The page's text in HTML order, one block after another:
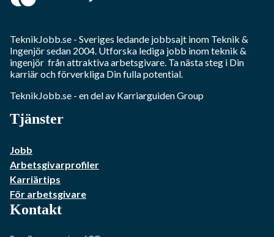
TeknikJobb.se - Sveriges ledande jobbsajt inom Teknik &
Ingenjörsedan 2004. Utforska lediga jobb inomteknik &
ingenjör från attraktiva arbetsgivare. Ta nästa steg i Din
karriär och förverkliga Din fulla potential.
TeknikJobb.se - en del av Karriarguiden Group
Tjänster
Jobb
Arbetsgivarprofiler
Karriärtips
För arbetsgivare
Kontakt